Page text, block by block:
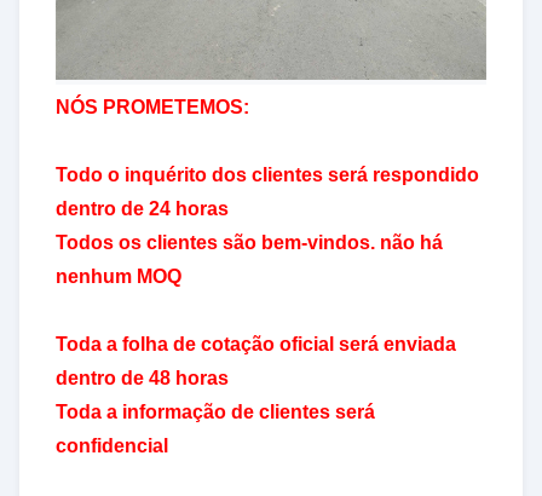
NÓS PROMETEMOS:
Todo o inquérito dos clientes será respondido
dentro de 24 horas
Todos os clientes são bem-vindos. não há
nenhum MOQ
Toda a folha de cotação oficial será enviada
dentro de 48 horas
Toda a informação de clientes será
confidencial